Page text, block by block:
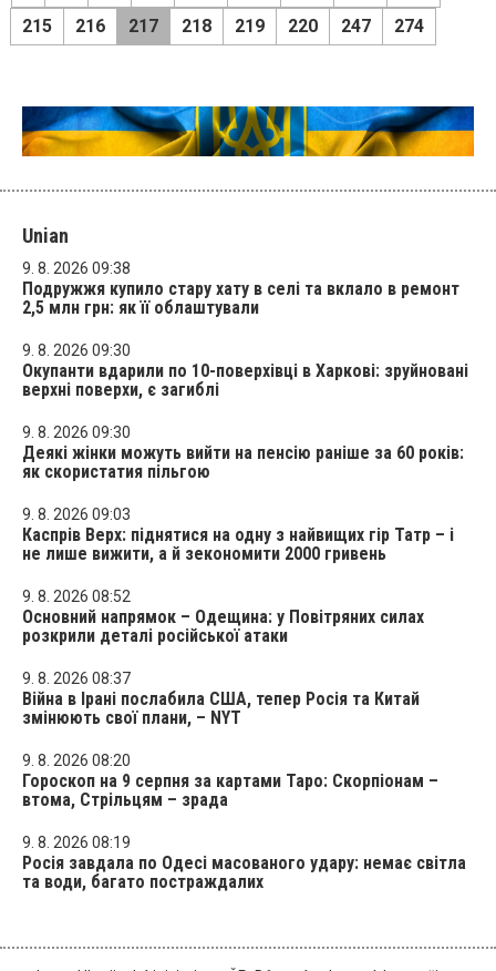
215
216 217 218 219 220 247 274
Unian
9. 8. 2026 09:38
Подружжя купило стару хату в селі та вклало в ремонт
2,5 млн грн: як її облаштували
9. 8. 2026 09:30
Окупанти вдарили по 10-поверхівці в Харкові: зруйновані
верхні поверхи, є загиблі
9. 8. 2026 09:30
Деякі жінки можуть вийти на пенсію раніше за 60 років:
як скористатия пільгою
9. 8. 2026 09:03
Каспрів Верх: піднятися на одну з найвищих гір Татр – і
не лише вижити, а й зекономити 2000 гривень
9. 8. 2026 08:52
Основний напрямок – Одещина: у Повітряних силах
розкрили деталі російської атаки
9. 8. 2026 08:37
Війна в Ірані послабила США, тепер Росія та Китай
змінюють свої плани, – NYT
9. 8. 2026 08:20
Гороскоп на 9 серпня за картами Таро: Скорпіонам –
втома, Стрільцям – зрада
9. 8. 2026 08:19
Росія завдала по Одесі масованого удару: немає світла
та води, багато постраждалих